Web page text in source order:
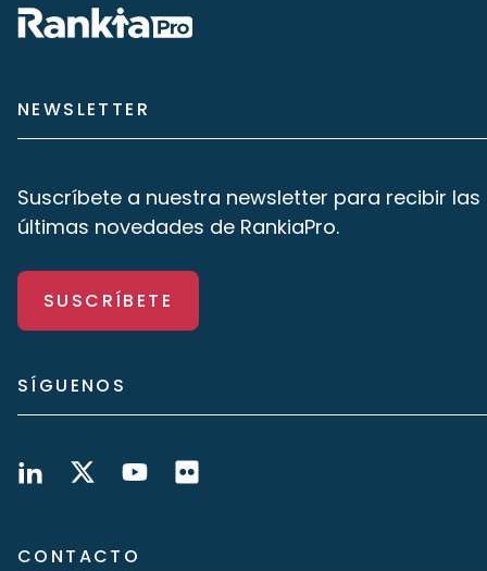
NEWSLETTER
Suscríbete a nuestra newsletter para recibir las
últimas novedades de RankiaPro.
SUSCRÍBETE
SÍGUENOS
CONTACTO